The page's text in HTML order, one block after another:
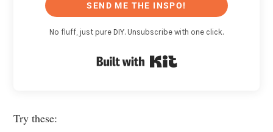
SEND ME THE INSPO!
No fluff, just pure DIY. Unsubscribe with one click.
Try these: